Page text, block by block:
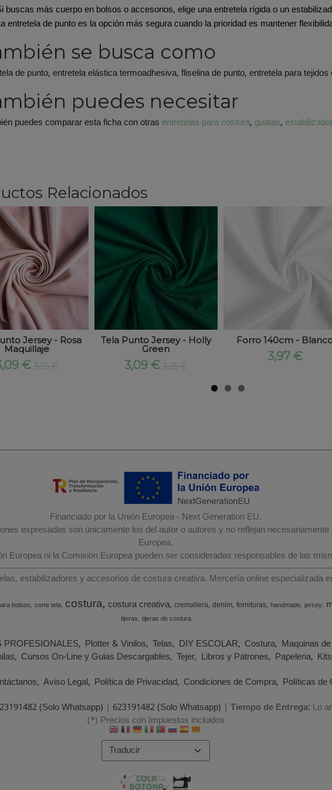
buscas más cuerpo en bolsos o accesorios, elige una entretela rígida o un
entretela de punto es la opción más segura cuando la prioridad es mantener
se busca como
de punto, entretela elástica termoadhesiva, fliselina de punto, entretela para
puedes necesitar
puedes comparar esta ficha con otras entretelas para costura, guatas,
Relacionados
Jersey - Rosa
Maquillaje
€3,25 €
Tela Punto Jersey - Holly
Green
3,09 €3,25 €
Forro 140cm -
3,97 €
Financiado por la Unión Europea - Next Generation EU.
expresadas son únicamente los del autor o autores y no reflejan
Europea.
Europea ni la Comisión Europea pueden ser consideradas responsables de las
estabilizadores y accesorios de costura creativa. Mercería online especializada
bolsos corte tela costura costura creativa cremallera denim fornituras handmade jersey
tijeras tijeras de costura
PROFESIONALES Plotter & Vinilos Telas DIY ESCOLAR Costura Maquinas
Cursos On-Line y Guias Descargables Tejer Libros y Patrones Papeleria Kits
Aviso Legal Política de Privacidad Condiciones de Compra Políticas de
(Solo Whatsapp) | 623191482 (Solo Whatsapp) | Tiempo de Entrega:Lo
(*) Precios con Impuestos incluidos